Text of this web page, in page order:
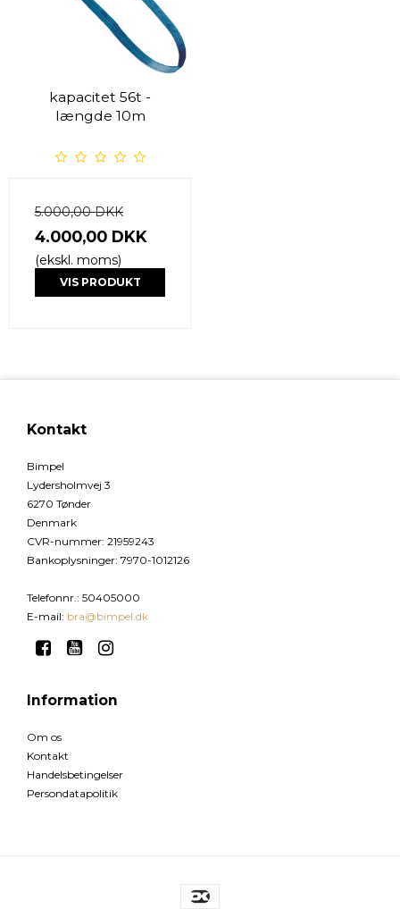
kapacitet 56t -
længde 10m
5.000,00 DKK
4.000,00 DKK
(ekskl. moms)
VIS PRODUKT
Kontakt
Bimpel
Lydersholmvej 3
6270 Tønder
Denmark
CVR-nummer: 21959243
Bankoplysninger: 7970-1012126
Telefonnr.: 50405000
E-mail: bra@bimpel.dk
Information
Om os
Kontakt
Handelsbetingelser
Persondatapolitik